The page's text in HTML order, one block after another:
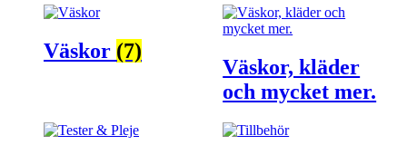
Väskor (7)
Väskor, kläder
och mycket mer.